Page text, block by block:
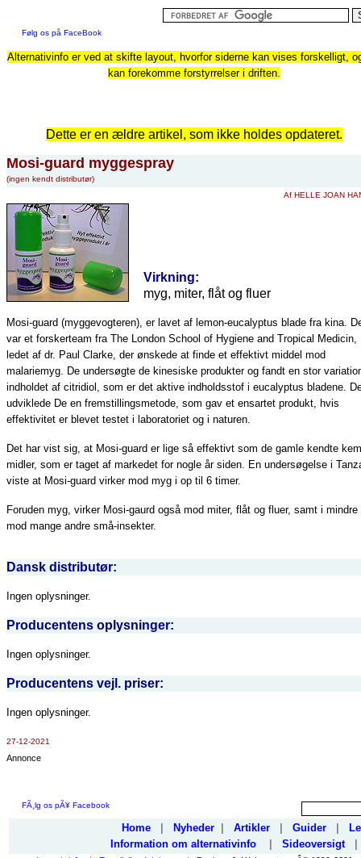
Følg os på FaceBook
Alternativinfo er ved at skifte layout, hvorfor siderne kan vises forskelligt,
kan forekomme forstyrrelser i driften.
Dette er en ældre artikel, som ikke holdes opdateret.
Mosi-guard myggespray
(ingen kendt distributør)
Af HELLE JOAN
Virkning:
myg, miter, flåt og fluer
Mosi-guard (myggevogteren), er lavet af lemon-eucalyptus blade fra kina.
var et forskerteam fra The London School of Hygiene and Tropical Medicin,
ledet af dr. Paul Clarke, der ønskede at finde et effektivt middel mod
malariemyg. De undersøgte de kinesiske produkter og fandt en stor
indholdet af citridiol, som er det aktive indholdsstof i eucalyptus bladene.
udviklede De en fremstillingsmetode, som gav et ensartet produkt, hvis
effektivitet er blevet testet i laboratoriet og i naturen.
Det har vist sig, at Mosi-guard er lige så effektivt som de gamle kendte
midler, som er taget af markedet for nogle år siden. En undersøgelse i
viste at Mosi-guard virker mod myg i op til 6 timer.
Foruden myg, virker Mosi-gaurd også mod miter, flåt og fluer, samt i mindre
mod mange andre små-insekter.
Dansk distributør:
Ingen oplysninger.
Producentens oplysninger:
Ingen oplysninger.
Producentens vejl. priser:
Ingen oplysninger.
27-12-2021
Annonce
FÃ¸lg os pÃ¥ Facebook
Home Nyheder Artikler Guider
Information om alternativinfo
Sideoversigt